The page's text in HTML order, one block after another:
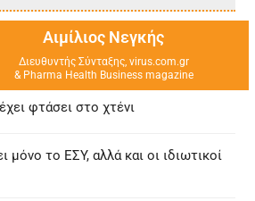
Αιμίλιος Νεγκής
Διευθυντής Σύνταξης, virus.com.gr
& Pharma Health Business magazine
φτάσει στο χτένι
μόνο το ΕΣΥ, αλλά και οι ιδιωτικοί